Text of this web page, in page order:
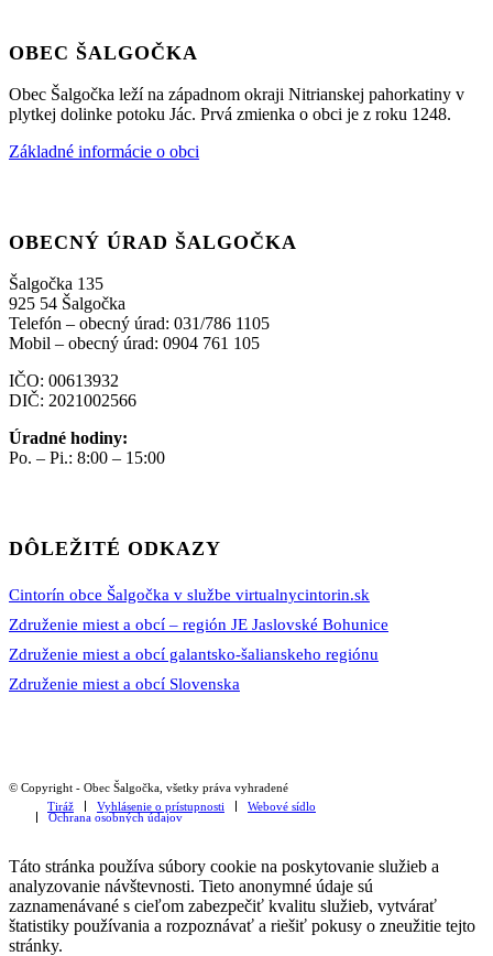
OBEC ŠALGOČKA
Obec Šalgočka leží na západnom okraji Nitrianskej pahorkatiny v
plytkej dolinke potoku Jác. Prvá zmienka o obci je z roku 1248.
Základné informácie o obci
OBECNÝ ÚRAD ŠALGOČKA
Šalgočka 135
925 54 Šalgočka
Telefón – obecný úrad: 031/786 1105
Mobil – obecný úrad: 0904 761 105
IČO: 00613932
DIČ: 2021002566
Úradné hodiny:
Po. – Pi.: 8:00 – 15:00
DÔLEŽITÉ ODKAZY
Cintorín obce Šalgočka v službe virtualnycintorin.sk
Združenie miest a obcí – región JE Jaslovské Bohunice
Združenie miest a obcí galantsko-šalianskeho regiónu
Združenie miest a obcí Slovenska
© Copyright - Obec Šalgočka, všetky práva vyhradené
Tiráž
Vyhlásenie o prístupnosti
Webové sídlo
Ochrana osobných údajov
Táto stránka používa súbory cookie na poskytovanie služieb a
analyzovanie návštevnosti. Tieto anonymné údaje sú
zaznamenávané s cieľom zabezpečiť kvalitu služieb, vytvárať
štatistiky používania a rozpoznávať a riešiť pokusy o zneužitie tejto
stránky.